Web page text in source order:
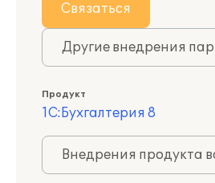
Связаться
Другие внедрения
Продукт
1С:Бухгалтерия 8
Внедрения продукта